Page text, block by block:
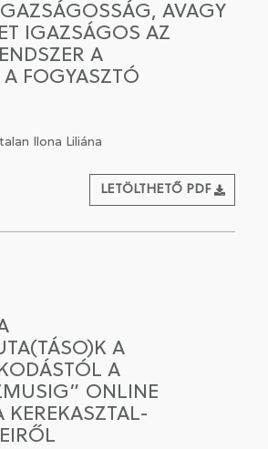
AVAGY
IGAZSÁGOS AZ
A
FOGYASZTÓ
Ilona Liliána
LETÖLTHETŐ PDF
A
A
ONLINE
KEREKASZTAL-